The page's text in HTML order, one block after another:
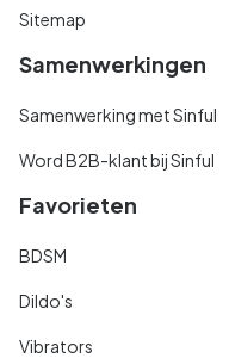
Sitemap
Samenwerkingen
Samenwerking met Sinful
Word B2B-klant bij Sinful
Favorieten
BDSM
Dildo's
Vibrators